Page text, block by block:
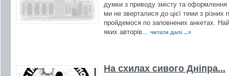
думки з приводу змісту та
ми не зверталися до цієї теми з
пройдемося по заповнених анкетах.
яких авторів... читати далі ...»
На схилах сивого Дніпра...